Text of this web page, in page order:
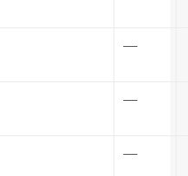
—
—
—